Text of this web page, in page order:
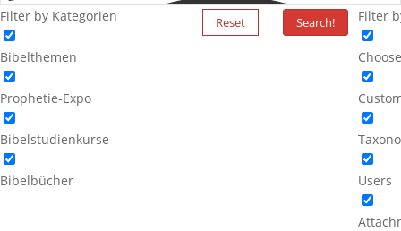
Filter by Kategorien
Bibelthemen
Prophetie-Expo
Bibelstudienkurse
Bibelbücher
Reset Search! Filter
Users